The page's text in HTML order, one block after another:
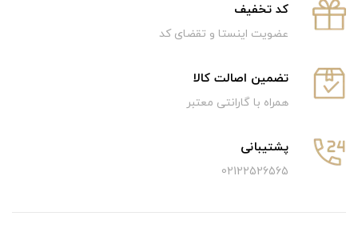
كد تخفيف
عضویت اینستا و تقضای کد
تضمین اصالت کالا
همراه با گارانتی معتبر
پشتیبانی
02122526565